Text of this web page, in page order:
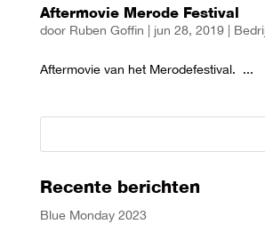
Aftermovie Merode Festival
door Ruben Goffin | jun 28, 2019|
Aftermovie van het Merodefestival. ...
Recente berichten
Blue Monday 2023